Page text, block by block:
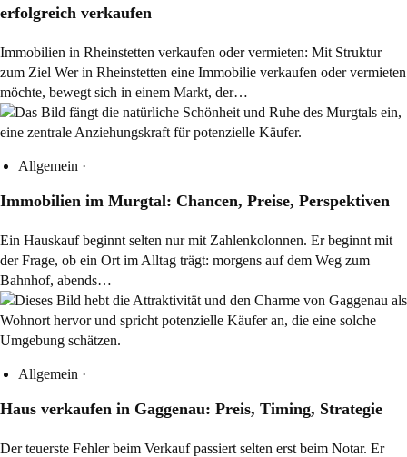
erfolgreich verkaufen
Immobilien in Rheinstetten verkaufen oder vermieten: Mit Struktur
zum Ziel Wer in Rheinstetten eine Immobilie verkaufen oder vermieten
möchte, bewegt sich in einem Markt, der…
Allgemein ·
Immobilien im Murgtal: Chancen, Preise, Perspektiven
Ein Hauskauf beginnt selten nur mit Zahlenkolonnen. Er beginnt mit
der Frage, ob ein Ort im Alltag trägt: morgens auf dem Weg zum
Bahnhof, abends…
Allgemein ·
Haus verkaufen in Gaggenau: Preis, Timing, Strategie
Der teuerste Fehler beim Verkauf passiert selten erst beim Notar. Er